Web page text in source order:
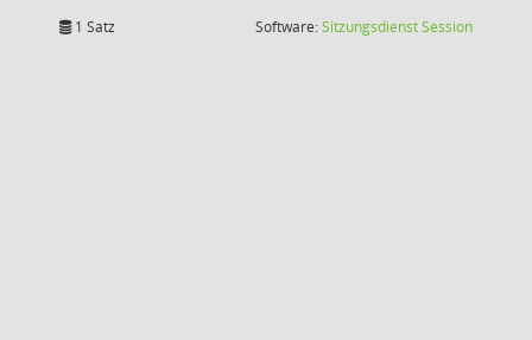
1 Satz Software:SitzungsdienstSession(Wird in